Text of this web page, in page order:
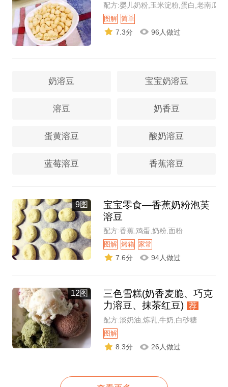
配方:婴儿奶粉,玉米淀粉,蛋白,老南瓜泥
图解 简单
7.3分 96人做过
奶溶豆 宝宝奶溶豆
溶豆 奶香豆
蛋黄溶豆 酸奶溶豆
蓝莓溶豆 香蕉溶豆
9图
宝宝零食—香蕉奶粉泡芙
溶豆
配方:香蕉,鸡蛋,奶粉,面粉
图解 烤箱 家常
7.6分 94人做过
12图
三色雪糕(奶香麦脆、巧克
力溶豆、抹茶红豆) 荐
配方:淡奶油,炼乳,牛奶,白砂糖
图解
8.3分 26人做过